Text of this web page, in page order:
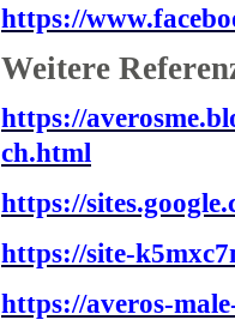
https://
Weitere
https://
ch.html
https://
https://site-
https://averos-